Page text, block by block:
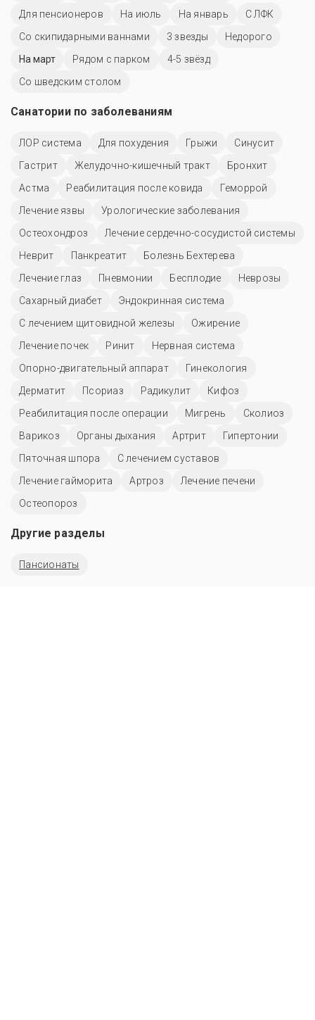
Для пенсионеров
На июль На январь
С ЛФК
Со скипидарными ваннами
3 звезды
Недорого
На март
Рядом с парком
4-5 звёзд
Со шведским столом
Санатории по заболеваниям
ЛОР система Для похудения Грыжи
Синусит
Гастрит
Желудочно-кишечный тракт
Бронхит
Астма
Реабилитация после ковида
Геморрой
Лечение язвы
Урологические заболевания
Остеохондроз
Лечение сердечно-сосудистой системы
Неврит
Панкреатит
Болезнь Бехтерева
Лечение глаз
Пневмонии Бесплодие
Неврозы
Сахарный диабет
Эндокринная система
С лечением щитовидной железы
Ожирение
Лечение почек
Ринит
Нервная система
Опорно-двигательный аппарат
Гинекология
Дерматит
Псориаз Радикулит
Кифоз
Реабилитация после операции
Мигрень
Сколиоз
Варикоз
Органы дыхания Артрит
Гипертонии
Пяточная шпора
С лечением суставов
Лечение гайморита
Артроз
Лечение печени
Остеопороз
Другие разделы
Пансионаты